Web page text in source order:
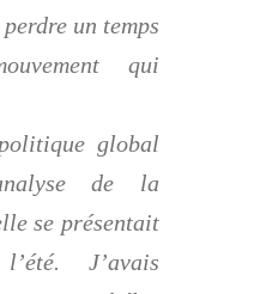
un temps
qui
global
de la
se présentait
J’avais